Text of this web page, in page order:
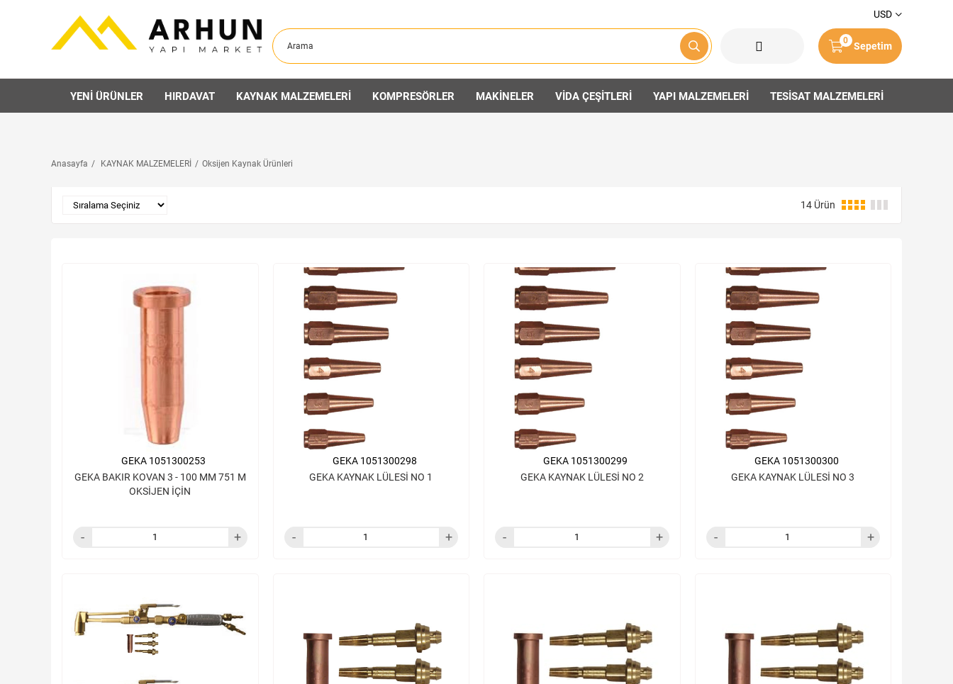
USD
Sepetim
0
YENİ ÜRÜNLER HIRDAVAT KAYNAK MALZEMELERİ KOMPRESÖRLER MAKİNELER VİDA ÇEŞİTLERİ YAPI MALZEMELERİ TESİSAT MALZEMELERİ
Anasayfa KAYNAK MALZEMELERİ Oksijen Kaynak Ürünleri
14 Ürün
GEKA BAKIR KOVAN 3 - 100 MM 751 M
OKSİJEN İÇİN
GEKA 1051300253
GEKA KAYNAK LÜLESİ NO 1
GEKA 1051300298
GEKA KAYNAK LÜLESİ NO 2
GEKA 1051300299
GEKA KAYNAK LÜLESİ NO 3
GEKA 1051300300